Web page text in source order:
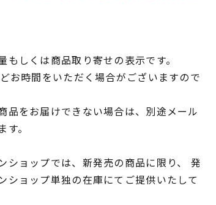
しくは商品取り寄せの表示です。
お時間をいただく場合がございますので
品をお届けできない場合は、別途メール
。
ショップでは、新発売の商品に限り、 発
ショップ単独の在庫にてご提供いたして